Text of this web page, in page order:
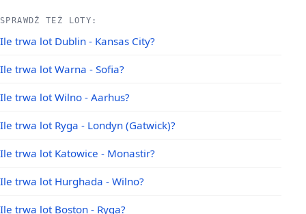
SPRAWDŹ TEŻ LOTY:
Ile trwa lot Dublin - Kansas City?
Ile trwa lot Warna - Sofia?
Ile trwa lot Wilno - Aarhus?
Ile trwa lot Ryga - Londyn (Gatwick)?
Ile trwa lot Katowice - Monastir?
Ile trwa lot Hurghada - Wilno?
Ile trwa lot Boston - Ryga?